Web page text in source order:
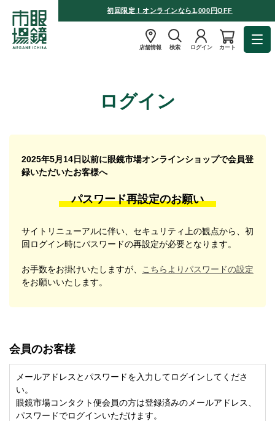
初回限定！オンラインなら1,000円OFF
店舗情報 検索 ログイン カート
ログイン
2025年5月14日以前に眼鏡市場オンラインショップで会員登
録いただいたお客様へ
パスワード再設定のお願い
サイトリニューアルに伴い、セキュリティ上の観点から、初
回ログイン時にパスワードの再設定が必要となります。
お手数をお掛けいたしますが、
こちらよりパスワードの設定
をお願いいたします。
会員のお客様
メールアドレスとパスワードを入力してログインしてくださ
い。
眼鏡市場コンタクト便会員の方は登録済みのメールアドレス、
パスワードでログインいただけます。